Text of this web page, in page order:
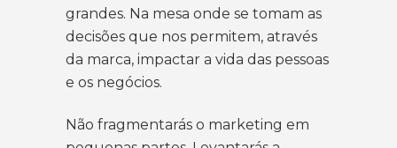
grandes. Na mesa onde se tomam as
decisões que nos permitem, através
da marca, impactar a vida das pessoas
e os negócios.
Não fragmentarás o marketing em